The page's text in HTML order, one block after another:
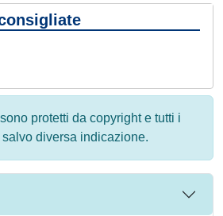
protetti da copyright e tutti i
diversa indicazione.